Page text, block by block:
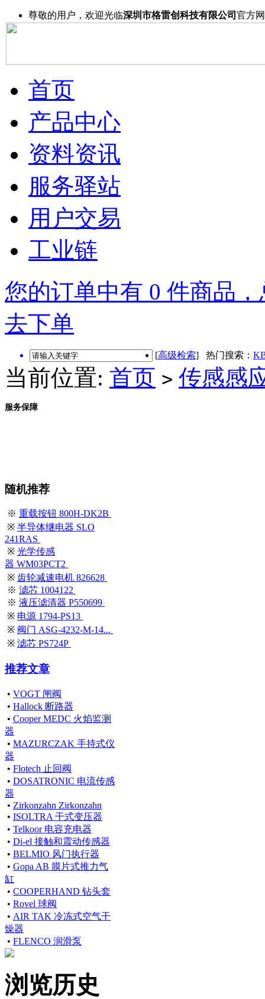
尊敬的用户，欢迎光临深圳市格雷创科技有限公司 官方
首页
产品中心
资料资讯
服务驿站
用户交易
工业链
您的订单中有 0 件商品
去下单
[高级检索] 热门搜索：
当前位置: 首页 > 传感感
服务保障
随机推荐
※ 重载按钮 800H-DK2B
※ 半导体继电器 SLO
241RAS
※ 光学传感
器 WM03PCT2
※ 齿轮减速电机 826628
※ 滤芯 1004122
※ 液压滤清器 P550699
※ 电源 1794-PS13
※ 阀门 ASG-4232-M-14...
※ 滤芯 PS724P
推荐文章
• VOGT 闸阀
• Hallock 断路器
• Cooper MEDC 火焰监测
器
• MAZURCZAK 手持式仪
器
• Flotech 止回阀
• DOSATRONIC 电流传感
器
• Zirkonzahn Zirkonzahn
• ISOLTRA 干式变压器
• Telkoor 电容充电器
• Di-el 接触和震动传感器
• BELMIO 风门执行器
• Gopa AB 膜片式推力气
缸
• COOPERHAND 钻头套
• Rovel 球阀
• AIR TAK 冷冻式空气干
燥器
• FLENCO 润滑泵
浏览历史